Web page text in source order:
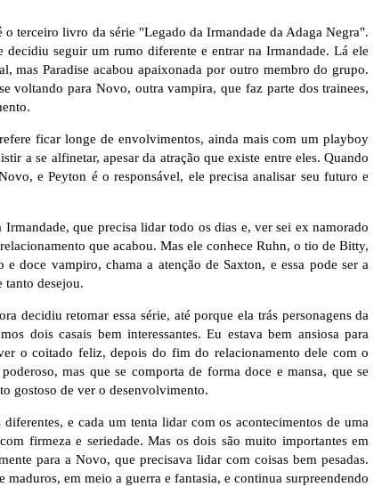
o terceiro livro da série "Legado da Irmandade da Adaga Negra".
decidiu seguir um rumo diferente e entrar na Irmandade. Lá ele
mas Paradise acabou apaixonada por outro membro do grupo.
voltando para Novo, outra vampira, que faz parte dos trainees,
ficar longe de envolvimentos, ainda mais com um playboy
a se alfinetar, apesar da atração que existe entre eles. Quando
e Peyton é o responsável, ele precisa analisar seu futuro e
que precisa lidar todo os dias e, ver sei ex namorado
que acabou. Mas ele conhece Ruhn, o tio de Bitty,
doce vampiro, chama a atenção de Saxton, e essa pode ser a
tanto desejou.
decidiu retomar essa série, até porque ela trás personagens da
dois casais bem interessantes. Eu estava bem ansiosa para
o coitado feliz, depois do fim do relacionamento dele com o
mas que se comporta de forma doce e mansa, que se
gostoso de ver o desenvolvimento.
e cada um tenta lidar com os acontecimentos de uma
firmeza e seriedade. Mas os dois são muito importantes em
para a Novo, que precisava lidar com coisas bem pesadas.
maduros, em meio a guerra e fantasia, e continua surpreendendo